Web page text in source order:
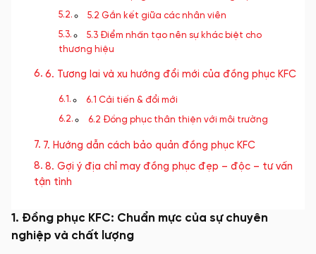
5.2 Gắn kết giữa các nhân viên
5.3 Điểm nhấn tạo nên sự khác biệt cho
thương hiệu
6. Tương lai và xu hướng đổi mới của đồng phục KFC
6.1 Cải tiến & đổi mới
6.2 Đồng phục thân thiện với môi trường
7. Hướng dẫn cách bảo quản đồng phục KFC
8. Gợi ý địa chỉ may đồng phục đẹp – độc – tư vấn
tận tình
1. Đồng phục KFC: Chuẩn mực của sự chuyên
nghiệp và chất lượng